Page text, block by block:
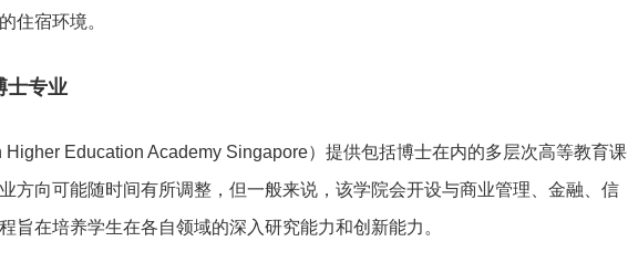
住宿环境。
士专业
Education Academy Singapore）提供包括博士在内的多层次高等教育课
方向可能随时间有所调整，但一般来说，该学院会开设与商业管理、金融、信
旨在培养学生在各自领域的深入研究能力和创新能力。